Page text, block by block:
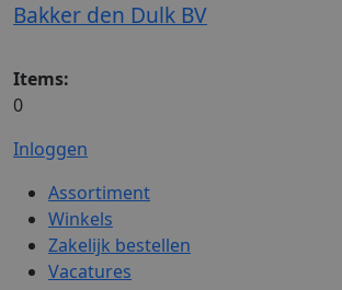
Bakker den Dulk BV
Items:
0
Inloggen
Assortiment
Winkels
Zakelijk bestellen
Vacatures